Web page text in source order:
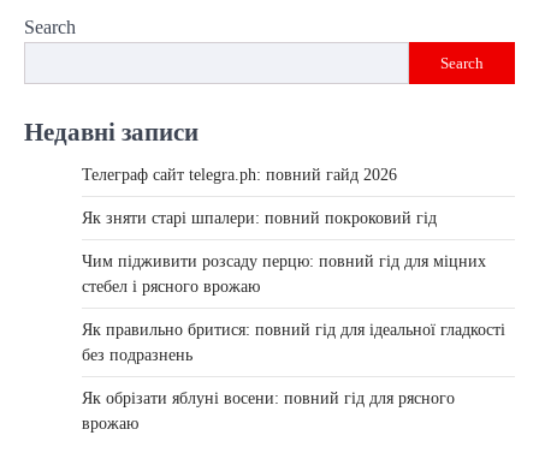
Search
Search
Недавні записи
Телеграф сайт telegra.ph: повний гайд 2026
Як зняти старі шпалери: повний покроковий гід
Чим підживити розсаду перцю: повний гід для міцних
стебел і рясного врожаю
Як правильно бритися: повний гід для ідеальної гладкості
без подразнень
Як обрізати яблуні восени: повний гід для рясного
врожаю